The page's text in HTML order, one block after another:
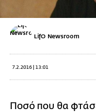
LifO Newsroom
7.2.2016 | 13:01
Ποσό που θα